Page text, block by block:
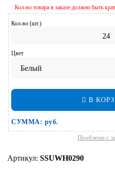
Кол-во товара в заказе должно быть
Кол-во (шт.)
Цвет
В
СУММА: руб.
Проблема с
Артикул: SSUWH0290